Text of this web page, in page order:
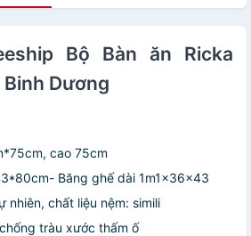
Bộ Bàn ăn Ricka
Binh Dương
cao 75cm
Băng ghế dài 1m1x36x43
nhiên, chất liệu nệm: simili
tràu xước thấm ố